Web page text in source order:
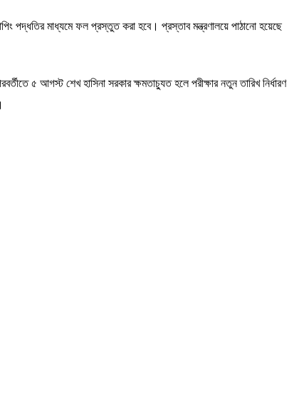
পদ্ধতির মাধ্যমে ফল প্রস্তুত করা হবে। প্রস্তাব মন্ত্রণালয়ে পাঠানো হয়েছে
৫ আগস্ট শেখ হাসিনা সরকার ক্ষমতাচ্যুত হলে পরীক্ষার নতুন তারিখ নির্ধারণ